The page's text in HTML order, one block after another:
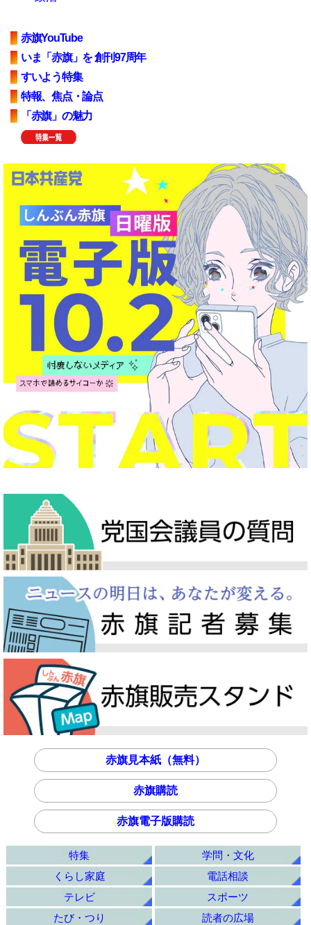
赤旗YouTube
いま「赤旗」を 創刊97周年
すいよう特集
特報、焦点・論点
「赤旗」の魅力
赤旗見本紙（無料）
赤旗購読
赤旗電子版購読
特集
学問・文化
くらし家庭
電話相談
テレビ
スポーツ
たび・つり
読者の広場